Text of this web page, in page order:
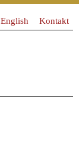
English Kontakt